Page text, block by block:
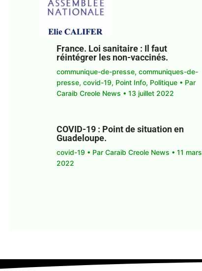
France. Loi sanitaire : Il faut
réintégrer les non-vaccinés.
communique-de-presse,communiques-de-
presse,covid-19, Point Info, Politique • Par
Caraib Creole News •13 juillet 2022
COVID-19 : Point de situation en
Guadeloupe.
covid-19 • ParCaraib Creole News •11 mars
2022